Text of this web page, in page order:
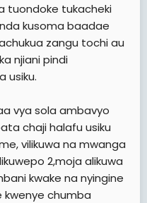
tuondoke tukacheki
kusoma baadae
zangu tochi au
njiani pindi
usiku.
vya sola ambavyo
chaji halafu usiku
vilikuwa na mwanga
2,moja alikuwa
kwake na nyingine
kwenye chumba